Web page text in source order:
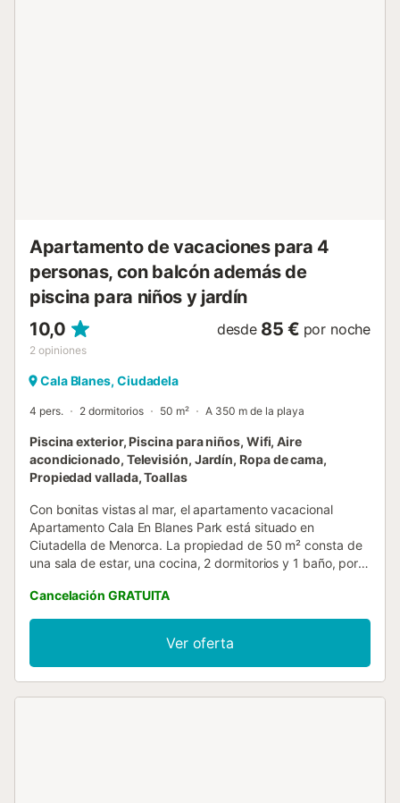
Apartamento de vacaciones para 4
personas, con balcón además de
piscina para niños y jardín
10,0
2 opiniones
desde 85 € por noche
Cala Blanes, Ciudadela
4 pers. 2 dormitorios 50 m² A 350 m de la playa
Piscina exterior, Piscina para niños, Wifi, Aire
acondicionado, Televisión, Jardín, Ropa de cama,
Propiedad vallada, Toallas
Con bonitas vistas al mar, el apartamento vacacional
Apartamento Cala En Blanes Park está situado en
Ciutadella de Menorca. La propiedad de 50 m² consta de
una sala de estar, una cocina, 2 dormitorios y 1 baño, por
ofrece: Wi-Fi, aire acondicionado y toallas. Esta propiedad
dispone de una zona exterior privada con terraza cubierta
y balcón. Esta propiedad ofrece acceso a una zona
exterior compartida con piscina (abre a las 10 de la
mañana), jardín, piscina infantil y ducha exterior. La
Cancelación GRATUITA
Ver oferta